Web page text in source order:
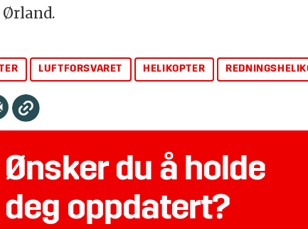
Ørland.
LUFTFORSVARET HELIKOPTER
Ønsker du å holde
deg oppdatert?